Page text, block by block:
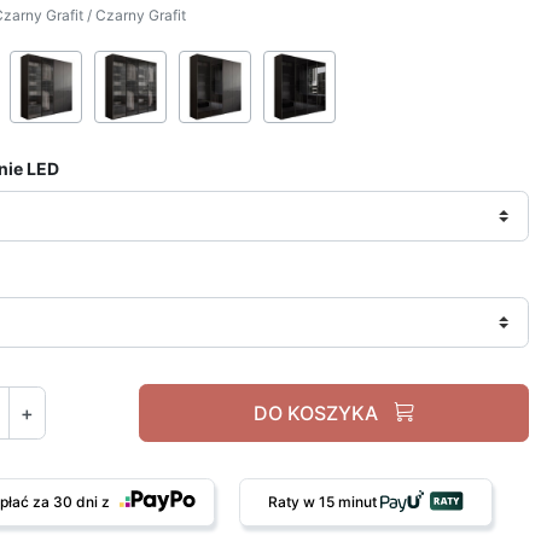
Grafit / Czarny Grafit
Grafit / Czarny Grafit
Czarny Grafit / Czarny Grafit + Szkło ryflowane
Czarny grafit / Szkło ryflowane
Czarny Grafit / Czarny Grafit +
LED
+ DO KOSZYKA
za 30 dni z Raty w 15 minut